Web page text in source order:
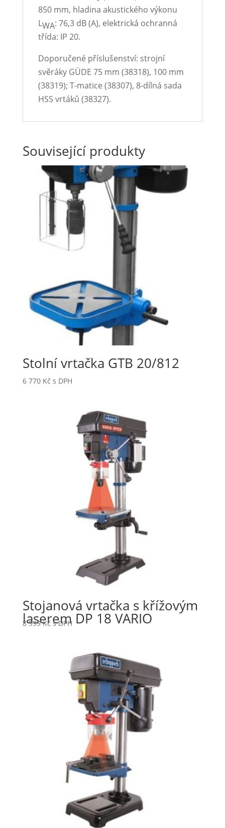
850 mm, hladina akustického výkonu
LWA: 76,3 dB (A), elektrická ochranná
třída: IP 20.
Doporučené příslušenství: strojní
svěráky GÜDE 75 mm (38318), 100 mm
(38319); T-matice (38307), 8-dílná sada
HSS vrtáků (38327).
Související produkty
Stolní vrtačka GTB 20/812
6 770 Kč s DPH
Stojanová vrtačka s křížovým
laserem DP 18 VARIO
8 999Kč s DPH